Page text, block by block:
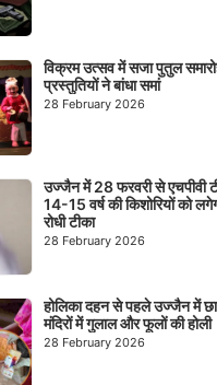
विक्रम उत्सव में सजा पुतुल
प्रस्तुतियों ने बांधा समां
28 February 2026
उज्जैन में 28 फरवरी से एचपीवी
14-15 वर्ष की किशोरियों को
रोधी टीका
28 February 2026
होलिका दहन से पहले उज्जैन में
मंदिरों में गुलाल और फूलों की होली
28 February 2026